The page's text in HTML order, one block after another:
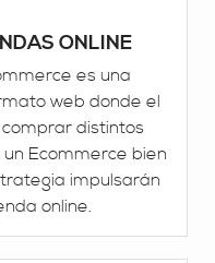
ONLINE
es una
web donde el
distintos
Ecommerce bien
impulsarán
online.